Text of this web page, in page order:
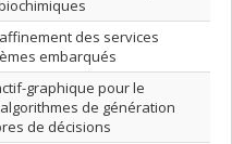
des services
embarqués
graphique pour le
de génération
de décisions